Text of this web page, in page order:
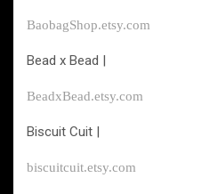
BaobagShop.etsy.com
Bead x Bead |
BeadxBead.etsy.com
Biscuit Cuit |
biscuitcuit.etsy.com